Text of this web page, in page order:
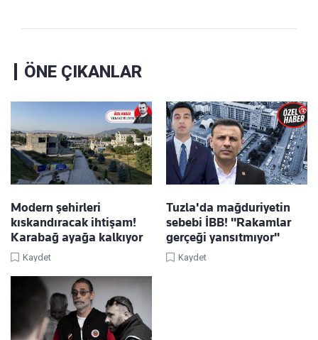
ÖNE ÇIKANLAR
Modern şehirleri
kıskandıracak ihtişam!
Karabağ ayağa kalkıyor
Kaydet
Tuzla'da mağduriyetin
sebebi İBB! "Rakamlar
gerçeği yansıtmıyor"
Kaydet